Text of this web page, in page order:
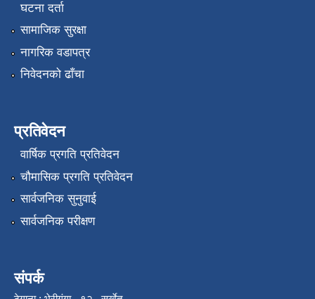
घटना दर्ता
सामाजिक सुरक्षा
नागरिक वडापत्र
निवेदनको ढाँचा
प्रतिवेदन
वार्षिक प्रगति प्रतिवेदन
चौमासिक प्रगति प्रतिवेदन
सार्वजनिक सुनुवाई
सार्वजनिक परीक्षण
संपर्क